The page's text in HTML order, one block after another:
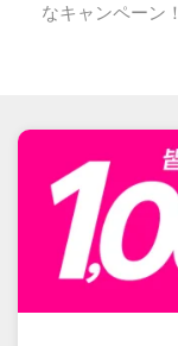
なキャンペーン！